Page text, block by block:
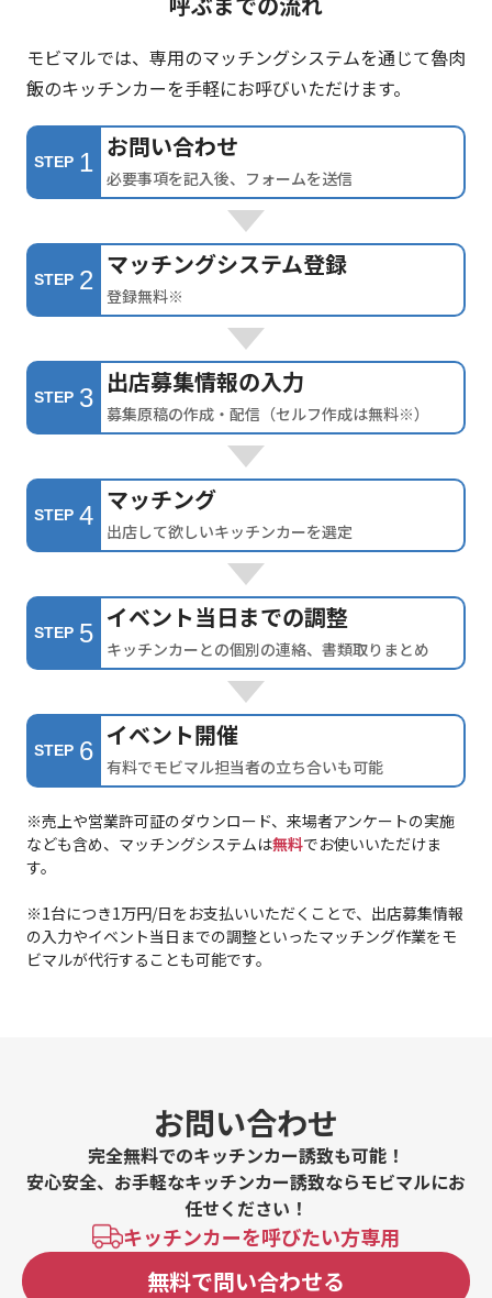
モビマルでは、専用のマッチングシステムを通じて魯肉
飯のキッチンカーを手軽にお呼びいただけます。
STEP 1
お問い合わせ
必要事項を記入後、フォームを送信
STEP 2
マッチングシステム登録
登録無料※
STEP 3
出店募集情報の入力
募集原稿の作成・配信（セルフ作成は無料※）
STEP 4
マッチング
出店して欲しいキッチンカーを選定
STEP 5
イベント当日までの調整
キッチンカーとの個別の連絡、書類取りまとめ
STEP 6
イベント開催
有料でモビマル担当者の立ち合いも可能
※売上や営業許可証のダウンロード、来場者アンケートの実施
なども含め、マッチングシステムは無料でお使いいただけま
す。
※1台につき1万円/日をお支払いいただくことで、出店募集情報
の入力やイベント当日までの調整といったマッチング作業をモ
ビマルが代行することも可能です。
お問い合わせ
完全無料でのキッチンカー誘致も可能！
安心安全、お手軽なキッチンカー誘致ならモビマルにお
任せください！
キッチンカーを呼びたい方専用
無料で問い合わせる